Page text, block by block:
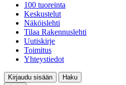
100 tuoreinta
Keskustelut
Näköislehti
Tilaa Rakennuslehti
Uutiskirje
Toimitus
Yhteystiedot
Kirjaudu sisään
Haku